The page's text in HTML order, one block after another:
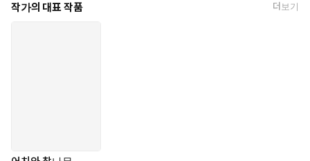
작가의 대표 작품 더보기